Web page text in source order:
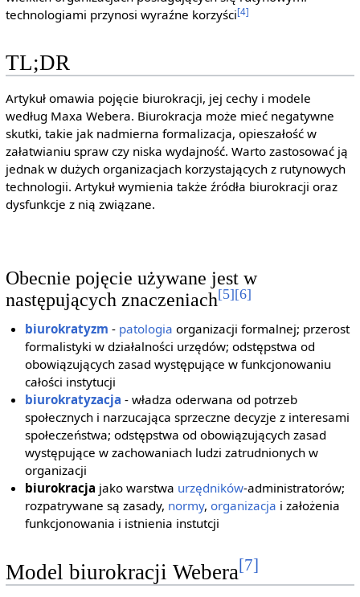
technologiami przynosi wyraźne korzyści[4]
TL;DR
Artykuł omawia pojęcie biurokracji, jej cechy i modele
według Maxa Webera. Biurokracja może mieć negatywne
skutki, takie jak nadmierna formalizacja, opieszałość w
załatwianiu spraw czy niska wydajność. Warto zastosować ją
jednak w dużych organizacjach korzystających z rutynowych
technologii. Artykuł wymienia także źródła biurokracji oraz
dysfunkcje z nią związane.
Obecnie pojęcie używane jest w
następujących znaczeniach[5][6]
biurokratyzm - patologia organizacji formalnej; przerost
formalistyki w działalności urzędów; odstępstwa od
obowiązujących zasad występujące w funkcjonowaniu
całości instytucji
biurokratyzacja - władza oderwana od potrzeb
społecznych i narzucająca sprzeczne decyzje z interesami
społeczeństwa; odstępstwa od obowiązujących zasad
występujące w zachowaniach ludzi zatrudnionych w
organizacji
biurokracja jako warstwa urzędników-administratorów;
rozpatrywane są zasady, normy,organizacja i założenia
funkcjonowania i istnienia instutcji
Model biurokracji Webera [7]